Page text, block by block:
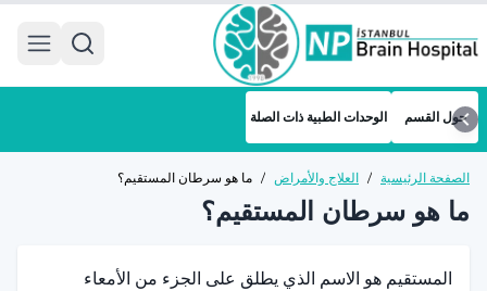
حول القسم الوحدات الطبية ذات الصلة
الصفحة الرئيسية / العلاج والأمراض / ما هو سرطان المستقيم؟
ما هو سرطان المستقيم؟
المستقيم هو الاسم الذي يطلق على الجزء من الأمعاء